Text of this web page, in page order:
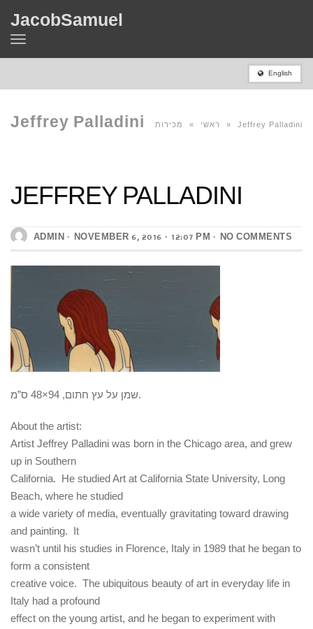
JacobSamuel
Toggle
English
Jeffrey Palladini ראשי » מכירות » Jeffrey Palladini
JEFFREY PALLADINI
ADMIN NOVEMBER 6, 2016 12:07 PM NO COMMENTS
שמן על עץ חתום, 94×48 ס”מ.
About the artist:
Artist Jeffrey Palladini was born in the Chicago area, and grew
up in Southern
California. He studied Art at California State University, Long
Beach, where he studied
a wide variety of media, eventually gravitating toward drawing
and painting. It
wasn’t until his studies in Florence, Italy in 1989 that he began to
form a consistent
creative voice. The ubiquitous beauty of art in everyday life in
Italy had a profound
effect on the young artist, and he began to experiment with